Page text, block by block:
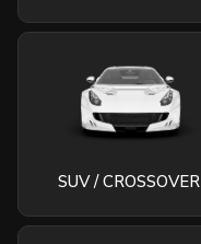
SUV / CROSSOVER